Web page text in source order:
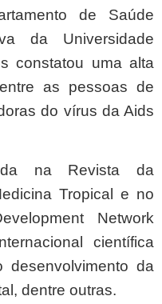
de Saúde
da Universidade
constatou uma alta
as pessoas de
do vírus da Aids
na Revista da
Tropical e no
Network
científica
da
dentre outras.